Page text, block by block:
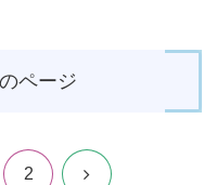
ページ
2 次